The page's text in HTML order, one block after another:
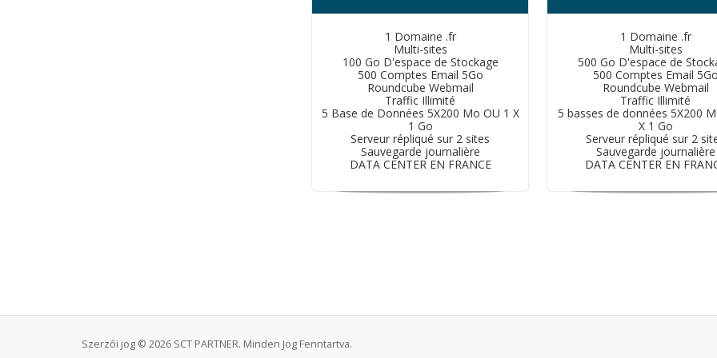
1 Domaine .fr
Multi-sites
100 Go D'espace de Stockage
500 Comptes Email 5Go
Roundcube Webmail
Traffic Illimité
5 Base de Données 5X200 Mo OU 1 X
1 Go
Serveur répliqué sur 2 sites
Sauvegarde journalière
DATA CENTER EN FRANCE
1 Domaine .fr
Multi-sites
500 Go D'espace de
500 Comptes Email 5Go
Roundcube Webmail
Traffic Illimité
5 basses de données 5X200
X 1 Go
Serveur répliqué sur 2
Sauvegarde journalière
DATA CENTER EN
Szerzői jog © 2026 SCT PARTNER. Minden Jog Fenntartva.